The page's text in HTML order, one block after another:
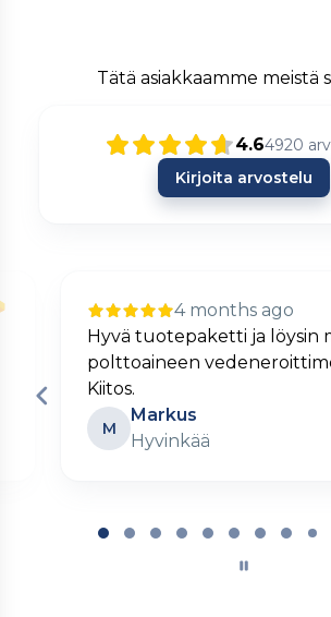
Tätä asiakkaamme meistä
4.64920
Kirjoita arvostelu
4 months ago
Hyvä tuotepaketti ja löysin
polttoaineen
Kiitos.
M
Markus
Hyvinkää